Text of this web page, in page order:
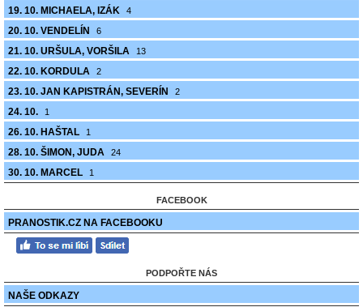
19. 10. MICHAELA, IZÁK 4
20. 10. VENDELÍN 6
21. 10. URŠULA, VORŠILA 13
22. 10. KORDULA 2
23. 10. JAN KAPISTRÁN, SEVERÍN 2
24. 10. 1
26. 10. HAŠTAL 1
28. 10. ŠIMON, JUDA 24
30. 10. MARCEL 1
FACEBOOK
PRANOSTIK.CZ NA FACEBOOKU
PODPOŘTE NÁS
NAŠE ODKAZY